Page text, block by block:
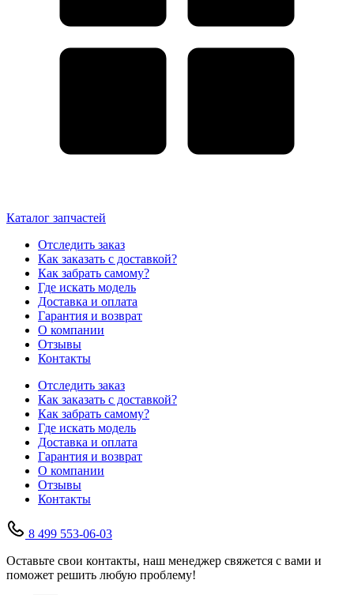
Каталог запчастей
Отследить заказ
Как заказать с доставкой?
Как забрать самому?
Где искать модель
Доставка и оплата
Гарантия и возврат
О компании
Отзывы
Контакты
Отследить заказ
Как заказать с доставкой?
Как забрать самому?
Где искать модель
Доставка и оплата
Гарантия и возврат
О компании
Отзывы
Контакты
8 499 553-06-03
Оставьте свои контакты, наш менеджер свяжется с вами и
поможет решить любую проблему!